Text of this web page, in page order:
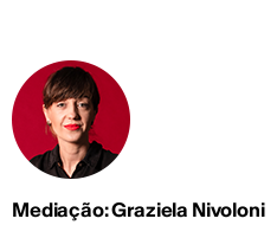
Mediação: Graziela Nivoloni